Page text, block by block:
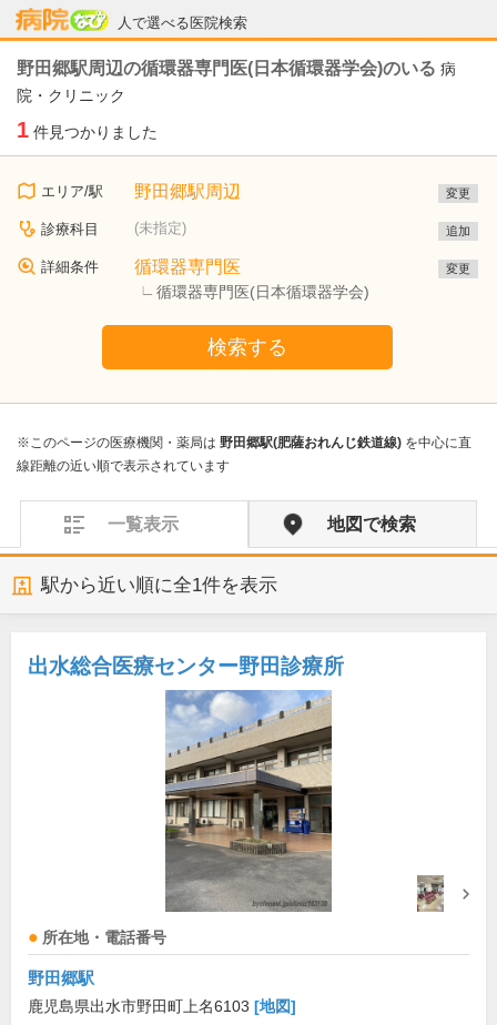
人で選べる医院検索
病院なび
野田郷駅周辺の循環器専門医(日本循環器学会)のいる 病
院・クリニック
1 件見つかりました
エリア/駅 野田郷駅周辺 変更
診療科目 (未指定) 追加
詳細条件 循環器専門医
循環器専門医(日本循環器学会)
変更
検索する
※このページの医療機関・薬局は 野田郷駅(肥薩おれんじ鉄道線) を中心に直
線距離の近い順で表示されています
一覧表示 地図で検索
駅から近い順に全1件を表示
出水総合医療センター野田診療所
所在地・電話番号
野田郷駅
鹿児島県出水市野田町上名6103 [地図]